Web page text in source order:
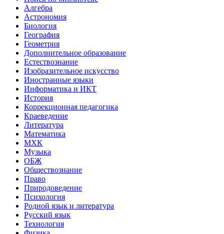
Алгебра
Астрономия
Биология
География
Геометрия
Дополнительное образование
Естествознание
Изобразительное искусство
Иностранные языки
Информатика и ИКТ
История
Коррекционная педагогика
Краеведение
Литература
Математика
МХК
Музыка
ОБЖ
Обществознание
Право
Природоведение
Психология
Родной язык и литература
Русский язык
Технология